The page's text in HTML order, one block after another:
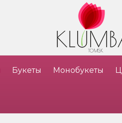
Букеты Монобукеты